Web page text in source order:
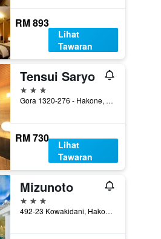
RM 893
Lihat
Tawaran
Tensui Saryo
3 bintang
Gora 1320-276 - Hakone, Hakone, Jepun
RM 730
Lihat
Tawaran
Mizunoto
3 bintang
492-23 Kowakidani, Hakone, Jepun